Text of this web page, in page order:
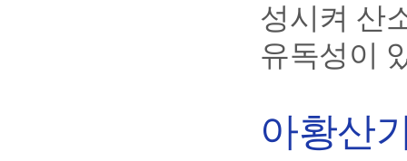
성시켜 산
유독성이
아황산